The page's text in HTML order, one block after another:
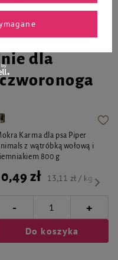
dla
Karma dla psa Piper
z wątróbką wołową i
800 g
zł 13,11 zł / kg
- +
Do koszyka